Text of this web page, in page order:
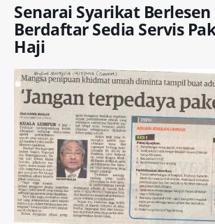
Senarai Syarikat
Berdaftar Sedia Servis
Haji